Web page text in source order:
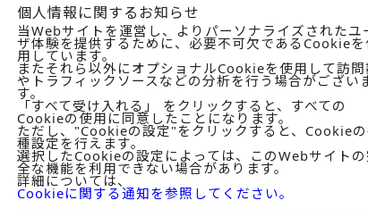
円
－低コスト・低価格が支持され、2017年度は前年
円
介護・福祉施設向けロボット市場動向
－コミュニケーション型、見守り型、移乗型(装
円ユ
ー調査
クレジットカード・オンライン決済処理システム
アンケート調査
－大手小売業者14社、決済代行業者（実店舗向）
個人情報に関するお知らせ
当Webサイトを運営し、よりパーソナライズされたユ
ザ体験を提供するために、必要不可欠であるCookieを
用しています。
またそれら以外にオプショナルCookieを使用して訪問
やトラフィックソースなどの分析を行う場合がござい
す。
「すべて受け入れる」 をクリックすると、すべての
Cookieの使用に同意したことになります。
ただし、"Cookieの設定"をクリックすると、Cookie
種設定を行えます。
選択したCookieの設定によっては、このWebサイトの
全な機能を利用できない場合があります。
詳細については、
Cookieに関する通知を参照してください。